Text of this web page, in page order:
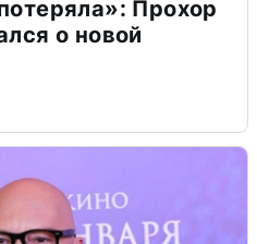
Прохор
о новой